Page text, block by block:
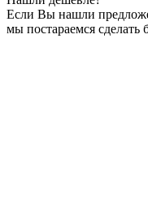
Если Вы нашли
мы постараемся